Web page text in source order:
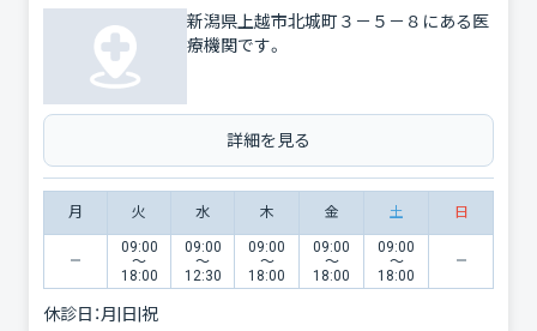
新潟県上越市北城町３－５－８にある医
療機関です。
詳細を見る
月 火 水 木 金 土 日
09:00
〜
18:00
09:00
〜
12:30
09:00
〜
18:00
09:00
〜
18:00
09:00
〜
18:00
休診日：月|日|祝